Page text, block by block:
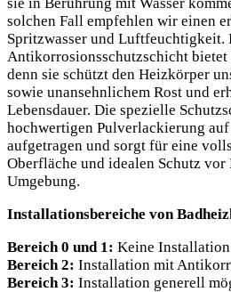
solchen Fall empfehlen wir einen
Spritzwasser und Luftfeuchtigkeit.
Antikorrosionsschutzschicht
denn sie schützt den Heizkörper
sowie unansehnlichem Rost und
Lebensdauer. Die spezielle
hochwertigen Pulverlackierung
aufgetragen und sorgt für eine
Oberfläche und idealen Schutz vor
Umgebung.
Installationsbereiche von
Bereich 0 und 1: Keine
Bereich 2: Installation mit
Bereich 3: Installation generell